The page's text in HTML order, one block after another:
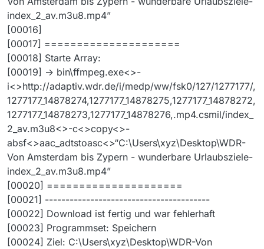
index_2_av.m3u8.mp4”
[00016]
[00017] =====================
[00018] Starte Array:
[00019] -> bin\ffmpeg.exe<>-
i<>http://adaptiv.wdr.de/i/medp/ww/fsk0/127/1277177/,
1277177_14878274,1277177_14878275,1277177_14878272,
1277177_14878273,1277177_14878276,.mp4.csmil/index_
2_av.m3u8<>-c<>copy<>-
absf<>aac_adtstoasc<>“C:\Users\xyz\Desktop\WDR-
Von Amsterdam bis Zypern - wunderbare Urlaubsziele-
index_2_av.m3u8.mp4”
[00020] =====================
[00021] ----------------------------------------
[00022] Download ist fertig und war fehlerhaft
[00023] Programmset: Speichern
[00024] Ziel: C:\Users\xyz\Desktop\WDR-Von